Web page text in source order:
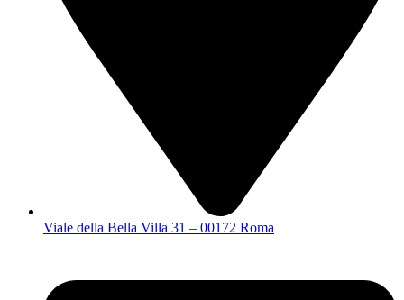
Viale della Bella Villa 31 – 00172 Roma